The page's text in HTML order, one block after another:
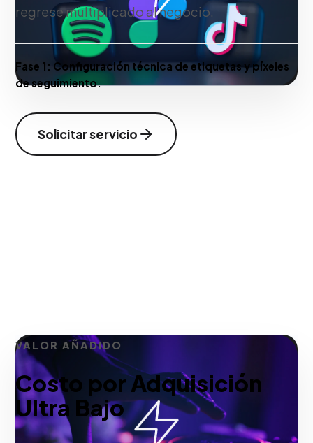
regrese multiplicado al negocio.
Fase 1: Configuración técnica de etiquetas y píxeles
de seguimiento.
Solicitar servicio
VALOR AÑADIDO
Costo por Adquisición
Ultra Bajo